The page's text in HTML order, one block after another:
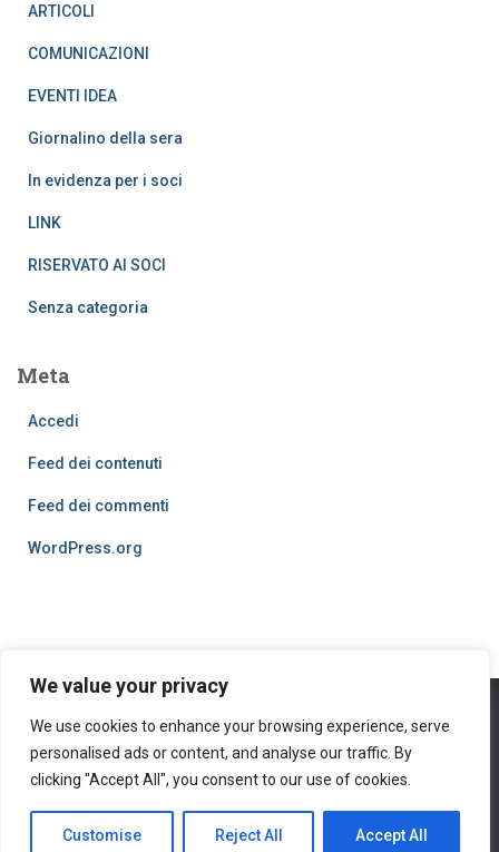
We value your privacy
We use cookies to enhance your browsing experience, serve
personalised ads or content, and analyse our traffic. By
clicking "Accept All", you consent to our use of cookies.
Customise Reject All Accept All
ARTICOLI
COMUNICAZIONI
EVENTI IDEA
Giornalino della sera
In evidenza per i soci
LINK
RISERVATO AI SOCI
Senza categoria
Meta
Accedi
Feed dei contenuti
Feed dei commenti
WordPress.org
PRIVACY POLICY COOKIES
© 2016
Hestia | Developed by ThemeIsle